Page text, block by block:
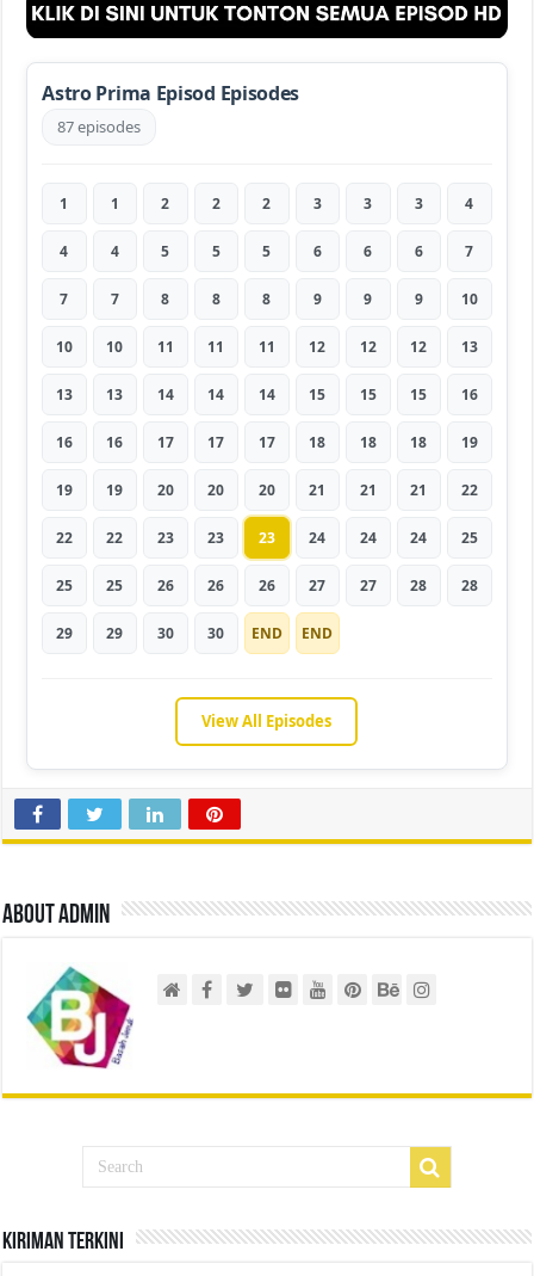
Astro Prima Episod Episodes
87 episodes
1 1 2 2 2 3 3 3 4
4 4 5 5 5 6 6 6 7
7 7 8 8 8 9 9 9 10
10 10 11 11 11 12 12 12 13
13 13 14 14 14 15 15 15 16
16 16 17 17 17 18 18 18 19
19 19 20 20 20 21 21 21 22
22 22 23 23 23 24 24 24 25
25 25 26 26 26 27 27 28 28
29 29 30 30 END END
View All Episodes
About admin
Kiriman Terkini